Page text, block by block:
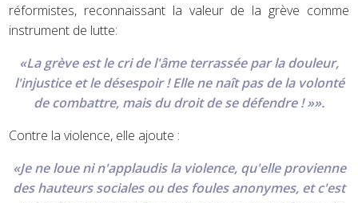
réformistes, reconnaissant la valeur de la grève comme
instrument de lutte:
«La grève est le cri de l'âme terrassée par la douleur,
l'injustice et le désespoir ! Elle ne naît pas de la volonté
de combattre, mais du droit de se défendre ! »».
Contre la violence, elle ajoute :
«Je ne loue ni n'applaudis la violence, qu'elle provienne
des hauteurs sociales ou des foules anonymes, et c'est